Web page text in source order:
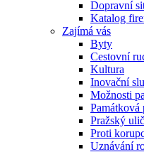
Dopravní
Katalog
Zajímá vás
Byty
Cestovní
Kultura
Inovační
Možnosti
Památková
Pražský
Proti
Uznávání